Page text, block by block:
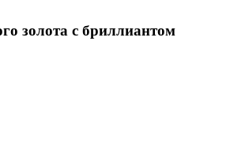
золота с бриллиантом